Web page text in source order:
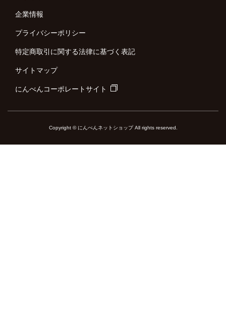
企業情報
プライバシーポリシー
特定商取引に関する法律に基づく表記
サイトマップ
にんべんコーポレートサイト
Copyright © にんべんネットショップ All rights reserved.